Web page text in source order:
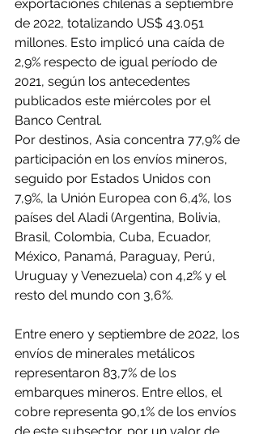
exportaciones chilenas a septiembre
de 2022, totalizando US$ 43.051
millones. Esto implicó una caída de
2,9% respecto de igual período de
2021, según los antecedentes
publicados este miércoles por el
Banco Central.
Por destinos, Asia concentra 77,9% de
participación en los envíos mineros,
seguido por Estados Unidos con
7,9%, la Unión Europea con 6,4%, los
países del Aladi (Argentina, Bolivia,
Brasil, Colombia, Cuba, Ecuador,
México, Panamá, Paraguay, Perú,
Uruguay y Venezuela) con 4,2% y el
resto del mundo con 3,6%.
Entre enero y septiembre de 2022, los
envíos de minerales metálicos
representaron 83,7% de los
embarques mineros. Entre ellos, el
cobre representa 90,1% de los envíos